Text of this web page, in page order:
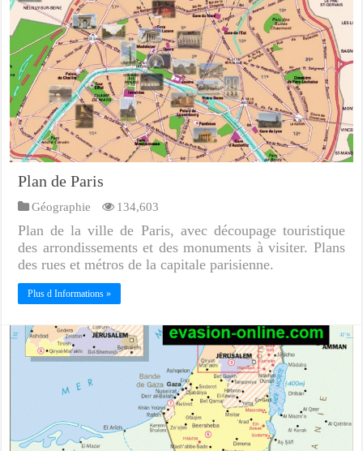
Plan de Paris
Géographie 134,603
Plan de la ville de Paris, avec découpage touristique
des arrondissements et des monuments à visiter. Plans
des rues et métros de la capitale parisienne.
Plus d Informations »